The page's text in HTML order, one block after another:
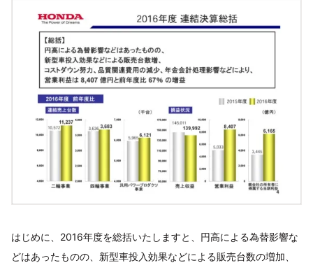
はじめに、2016年度を総括いたしますと、円高による為替影響な
どはあったものの、新型車投入効果などによる販売台数の増加、